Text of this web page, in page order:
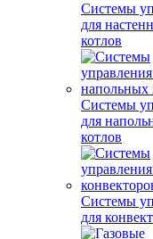
Системы
для
котлов
Системы
для
котлов
Системы
для